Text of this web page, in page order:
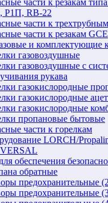
Р1П, RB-22
части к
части к резакам GCE
и комплектующие
газовоздушные
газовоздушные с
рукава
газокислородные
газокислородные
газокислородные
пропановые бытовые
части к горелкам
LORCH/
обеспечения
обратные
предохранительные
предохранительные